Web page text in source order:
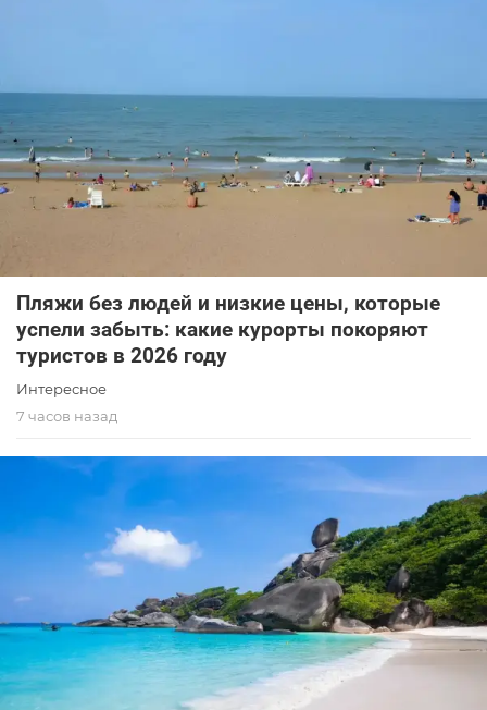
Пляжи без людей и низкие цены, которые
успели забыть: какие курорты покоряют
туристов в 2026 году
Интересное
7 часов назад